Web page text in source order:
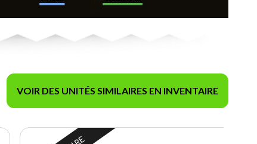
VOIR DES UNITÉS SIMILAIRES EN INVENTAIRE